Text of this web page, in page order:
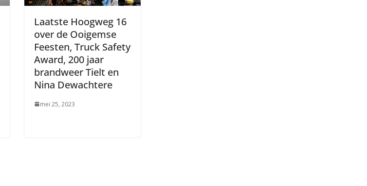
Laatste Hoogweg 16
over de Ooigemse
Feesten, Truck Safety
Award, 200 jaar
brandweer Tielt en
Nina Dewachtere
mei 25, 2023